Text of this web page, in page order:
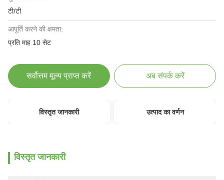
टी/टी
आपूर्ति करने की क्षमता:
प्रति माह 10 सेट
सर्वोत्तम मूल्य प्राप्त करें अब संपर्क करें
विस्तृत जानकारी उत्पाद का वर्णन
विस्तृत जानकारी